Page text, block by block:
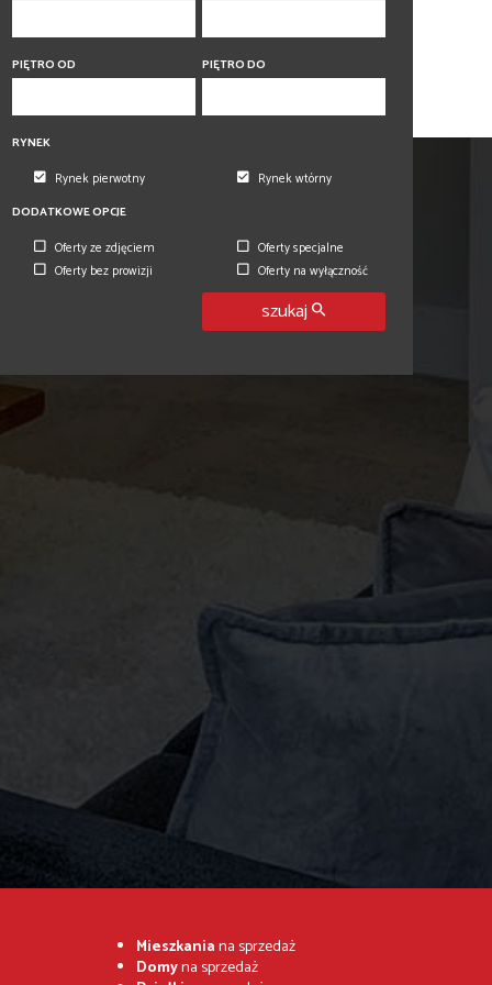
PIĘTRO OD PIĘTRO DO
RYNEK
Rynek pierwotny
Rynek wtórny
DODATKOWE OPCJE
Oferty ze zdjęciem
Oferty specjalne
Oferty bez prowizji
Oferty na wyłączność
szukaj
Mieszkaniana sprzedaż
Domyna sprzedaż